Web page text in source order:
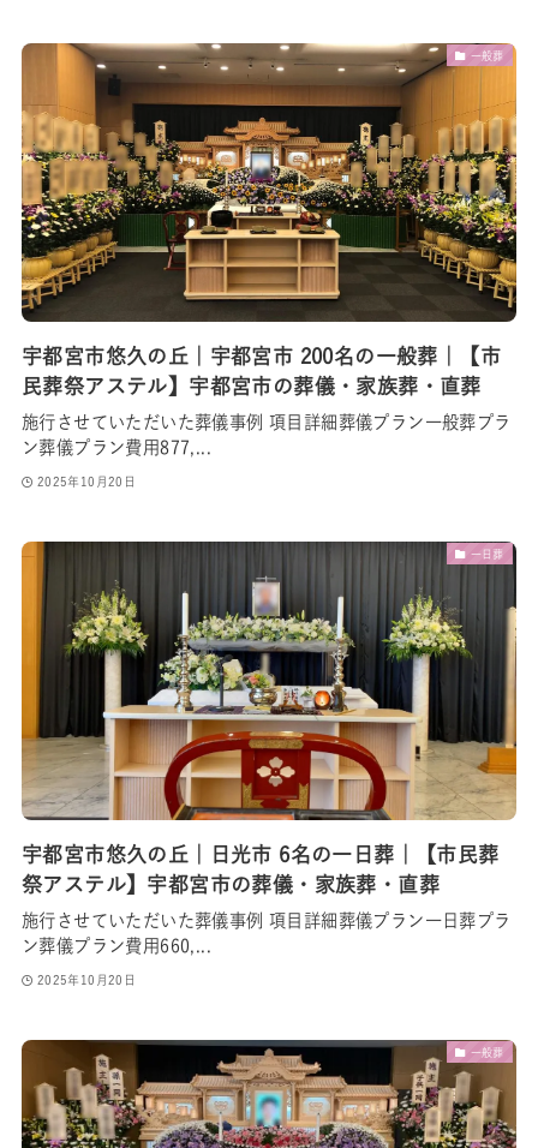
一般葬
宇都宮市悠久の丘｜宇都宮市 200名の一般葬｜【市
民葬祭アステル】宇都宮市の葬儀・家族葬・直葬
施行させていただいた葬儀事例 項目詳細葬儀プラン一般葬プラ
ン葬儀プラン費用877,...
2025年10月20日
一日葬
宇都宮市悠久の丘｜日光市 6名の一日葬｜【市民葬
祭アステル】宇都宮市の葬儀・家族葬・直葬
施行させていただいた葬儀事例 項目詳細葬儀プラン一日葬プラ
ン葬儀プラン費用660,...
2025年10月20日
一般葬